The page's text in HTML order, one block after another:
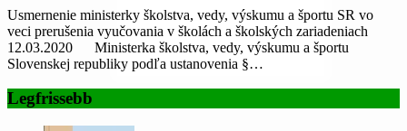
Usmernenie ministerky školstva, vedy, výskumu a športu SR vo
veci prerušenia vyučovania v školách a školských zariadeniach
12.03.2020 Ministerka školstva, vedy, výskumu a športu
Slovenskej republiky podľa ustanovenia §…
Legfrissebb